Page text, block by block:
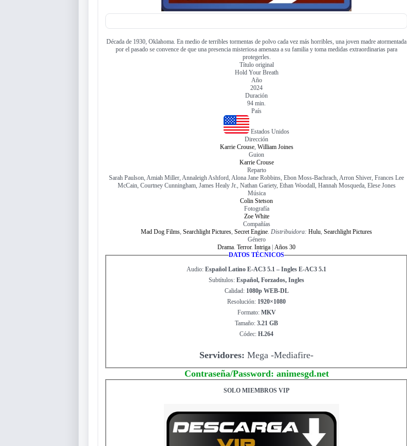
Década de 1930, Oklahoma. En medio de terribles tormentas de polvo cada vez más horribles, una joven madre atormentada
por el pasado se convence de que una presencia misteriosa amenaza a su familia y toma medidas extraordinarias para
protegerles.
Título original
Hold Your Breath
Año
2024
Duración
94 min.
País
Estados Unidos
Dirección
Karrie Crouse, William Joines
Guion
Karrie Crouse
Reparto
Sarah Paulson, Amiah Miller, Annaleigh Ashford, Alona Jane Robbins, Ebon Moss-Bachrach, Arron Shiver, Frances Lee
McCain, Courtney Cunningham, James Healy Jr., Nathan Gariety, Ethan Woodall, Hannah Mosqueda, Elese Jones
Música
Colin Stetson
Fotografía
Zoe White
Compañías
Mad Dog Films, Searchlight Pictures, Secret Engine. Distribuidora: Hulu, Searchlight Pictures
Género
Drama. Terror. Intriga Años 30
DATOS TÉCNICOS
Audio: Español Latino E-AC3 5.1 – Ingles E-AC3 5.1
Subtítulos: Español, Forzados, Ingles
Calidad: 1080p WEB-DL
Resolución: 1920×1080
Formato: MKV
Tamaño: 3.21 GB
Códec: H.264
Servidores: Mega -Mediafire-
Contraseña/Password: animesgd.net
SOLO MIEMBROS VIP